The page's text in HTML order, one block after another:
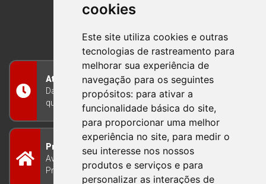
cookies
Este site utiliza cookies e outras
tecnologias de rastreamento para
melhorar sua experiência de
navegação para os seguintes
propósitos: para ativar a
funcionalidade básica do site,
para proporcionar uma melhor
experiência no site, para medir o
seu interesse nos nossos
produtos e serviços e para
personalizar as interações de
BOM PRINCIPIO
RIO GRANDE DO SUL
Atendimento
Das 8h às 12h e das 13h às 17h30, de segunda a
quinta-feira, e nas sextas-feiras das 7h às 13h
Prefeitura Municipal
Avenida Guilherme Winter 65 - Centro Bom
Princípio/RS - Brasil CEP 95765-000